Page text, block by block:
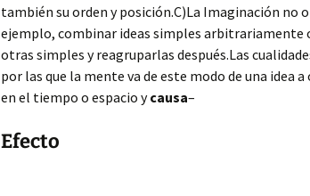
también su orden y posición.C)La Imaginación no
ejemplo, combinar ideas simples arbitrariamente
otras simples y reagruparlas después.Las
por las que la mente va de este modo de una idea
en el tiempo o espacio ycausa–
Efecto